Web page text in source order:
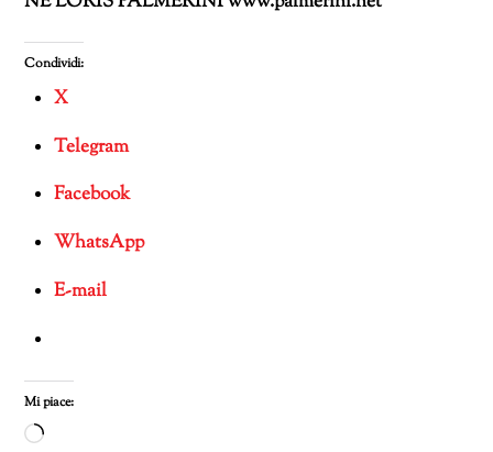
Condividi:
X
Telegram
Facebook
WhatsApp
E-mail
Mi piace:
Caricamento